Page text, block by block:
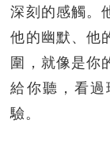
深刻的感觸。
他的幽默、他
圍，就像是你
給你聽，看
驗。